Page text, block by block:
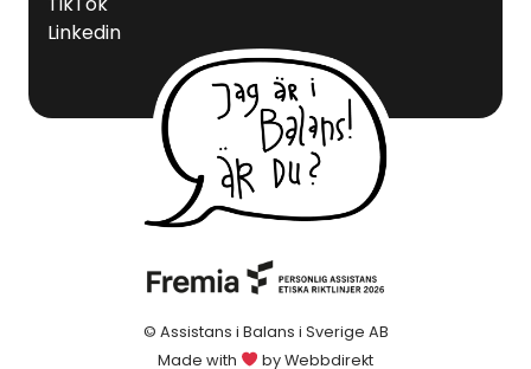
Linkedin
© Assistans i Balans i Sverige AB
Made with
byWebbdirekt